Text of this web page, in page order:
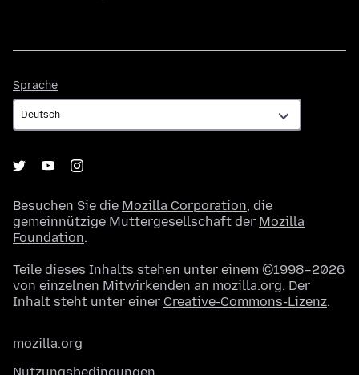
Sprache
Besuchen Sie die Mozilla Corporation, die
gemeinnützige Muttergesellschaft der Mozilla
Foundation.
Teile dieses Inhalts stehen unter einem ©1998–2026
von einzelnen Mitwirkenden an mozilla.org. Der
Inhalt steht unter einer Creative-Commons-Lizenz.
mozilla.org